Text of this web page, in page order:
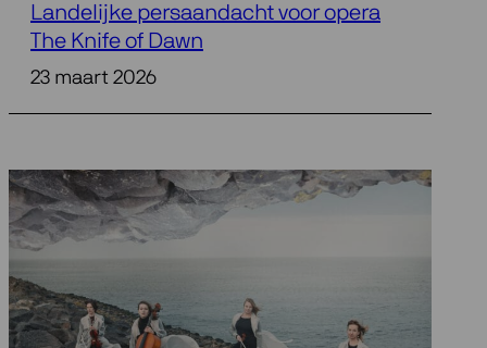
Landelijke persaandacht voor opera
The Knife of Dawn
23 maart 2026